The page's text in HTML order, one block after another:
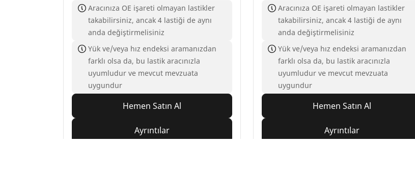
Aracınıza OE işareti olmayan lastikler
takabilirsiniz, ancak 4 lastiği de aynı
anda değiştirmelisiniz
Yük ve/veya hız endeksi aramanızdan
farklı olsa da, bu lastik aracınızla
uyumludur ve mevcut mevzuata
uygundur
Hemen Satın Al
Ayrıntılar
Aracınıza OE işareti olmayan lastikler
takabilirsiniz, ancak 4 lastiği de aynı
anda değiştirmelisiniz
Yük ve/veya hız endeksi aramanızdan
farklı olsa da, bu lastik aracınızla
uyumludur ve mevcut mevzuata
uygundur
Hemen Satın Al
Ayrıntılar